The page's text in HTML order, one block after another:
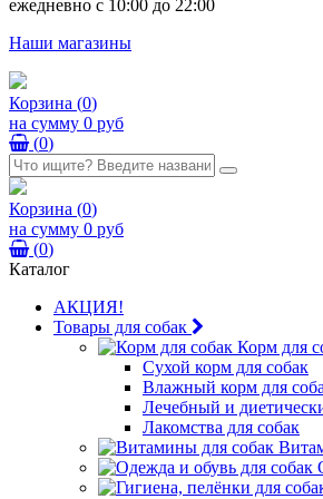
ежедневно с 10:00 до 22:00
Наши магазины
Корзина (0)
на сумму 0 руб
(0)
Корзина (0)
на сумму 0 руб
(0)
Каталог
АКЦИЯ!
Товары для собак
Корм для
Сухой корм для собак
Влажный корм для
Лечебный и
Лакомства для собак